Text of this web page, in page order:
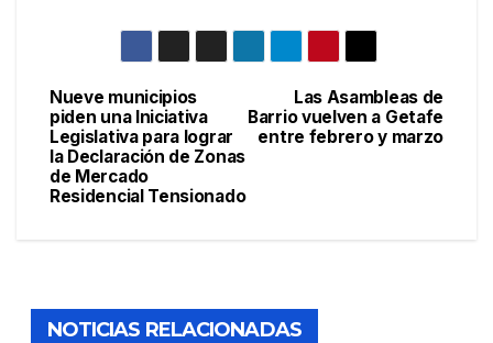
Navegación
de
entradas
Las Asambleas de
Barrio vuelven a Getafe
entre febrero y marzo
Nueve municipios
piden una Iniciativa
Legislativa para lograr
la Declaración de Zonas
de Mercado
Residencial Tensionado
NOTICIAS RELACIONADAS